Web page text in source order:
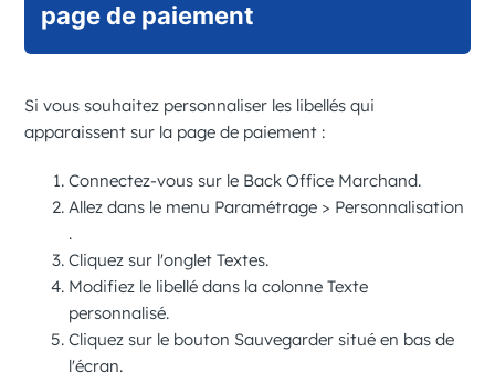
page de paiement
Si vous souhaitez personnaliser les libellés qui
apparaissent sur la page de paiement :
Connectez-vous sur le Back Office Marchand.
Allez dans le menu Paramétrage > Personnalisation
.
Cliquez sur l'ongletTextes.
Modifiez le libellé dans la colonneTexte
personnalisé.
Cliquez sur le bouton Sauvegarder situé en bas de
l'écran.